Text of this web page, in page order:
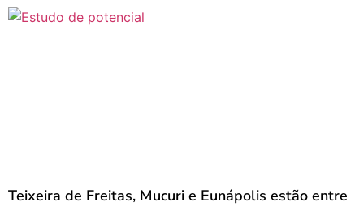
Teixeira de Freitas, Mucuri e Eunápolis estão entre